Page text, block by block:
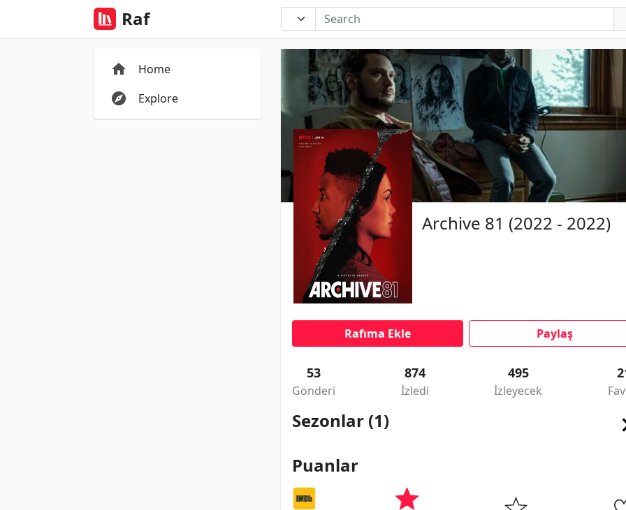
Raf
Home
Explore
Archive 81 (2022 - 2022)
Rafıma Ekle Paylaş
53
Gönderi
874
İzledi
495
İzleyecek
Sezonlar (1)
Puanlar